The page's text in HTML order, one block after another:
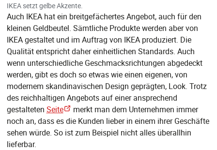
IKEA setzt gelbe Akzente.
Auch IKEA hat ein breitgefächertes Angebot, auch für den
kleinen Geldbeutel. Sämtliche Produkte werden aber von
IKEA gestaltet und im Auftrag von IKEA produziert. Die
Qualität entspricht daher einheitlichen Standards. Auch
wenn unterschiedliche Geschmacksrichtungen abgedeckt
werden, gibt es doch so etwas wie einen eigenen, von
modernem skandinavischen Design geprägten, Look. Trotz
des reichhaltigen Angebots auf einer ansprechend
gestalteten Seite
merkt man dem Unternehmen immer
noch an, dass es die Kunden lieber in einem ihrer Geschäfte
sehen würde. So ist zum Beispiel nicht alles überallhin
lieferbar.